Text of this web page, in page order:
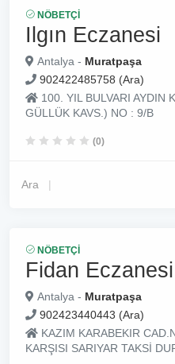
NÖBETÇI
Ilgın Eczanesi
Antalya - Muratpaşa
902422485758 (Ara)
100. YIL BULVARI AYDIN
GÜLLÜK KAVS.) NO : 9/B
(0)
Ara
NÖBETÇI
Fidan Eczanesi
Antalya - Muratpaşa
902423440443 (Ara)
KAZIM KARABEKIR
KARŞISI SARIYAR TAKSİ